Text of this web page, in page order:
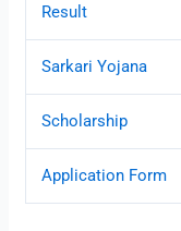
Result
Sarkari Yojana
Scholarship
Application Form